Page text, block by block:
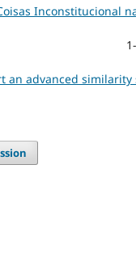
Inconstitucional
an advanced similarity